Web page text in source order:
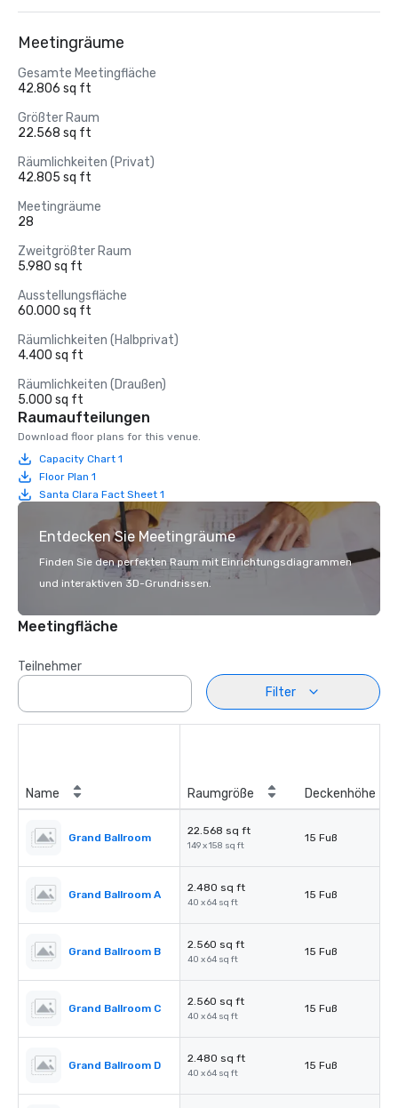
Meetingräume
Gesamte Meetingfläche
42.806 sq ft
Größter Raum
22.568 sq ft
Räumlichkeiten (Privat)
42.805 sq ft
Meetingräume
28
Zweitgrößter Raum
5.980 sq ft
Ausstellungsfläche
60.000 sq ft
Räumlichkeiten (Halbprivat)
4.400 sq ft
Räumlichkeiten (Draußen)
5.000 sq ft
Raumaufteilungen
Download floor plans for this venue.
Capacity Chart 1
Floor Plan 1
Santa Clara Fact Sheet 1
Entdecken Sie Meetingräume
Finden Sie den perfekten Raum mit Einrichtungsdiagrammen
und interaktiven 3D-Grundrissen.
Meetingfläche
Teilnehmer
Filter
Name Raumgröße Deckenhöhe
Grand Ballroom
22.568 sq ft
149 x 158 sq ft
15 Fuß
Grand Ballroom A
2.480 sq ft
40 x 64 sq ft
15 Fuß
Grand Ballroom B
2.560 sq ft
40 x 64 sq ft
15 Fuß
Grand Ballroom C
2.560 sq ft
40 x 64 sq ft
15 Fuß
Grand Ballroom D
2.480 sq ft
40 x 64 sq ft
15 Fuß